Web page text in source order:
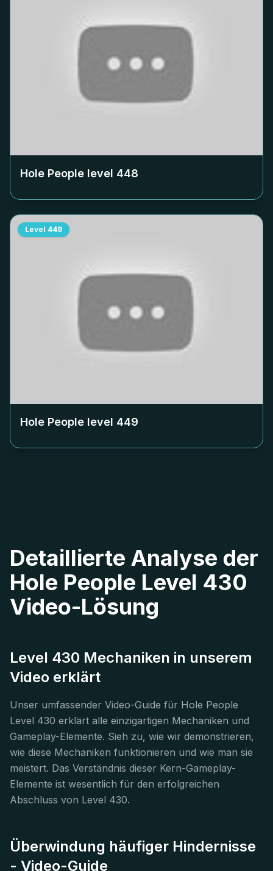
Hole People level 448
Level 449
Hole People level 449
Detaillierte Analyse der
Hole People Level 430
Video-Lösung
Level 430 Mechaniken in unserem
Video erklärt
Unser umfassender Video-Guide für Hole People
Level 430 erklärt alle einzigartigen Mechaniken und
Gameplay-Elemente. Sieh zu, wie wir demonstrieren,
wie diese Mechaniken funktionieren und wie man sie
meistert. Das Verständnis dieser Kern-Gameplay-
Elemente ist wesentlich für den erfolgreichen
Abschluss von Level 430.
Überwindung häufiger Hindernisse
- Video-Guide